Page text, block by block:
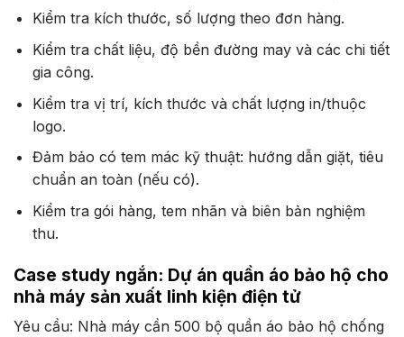
Kiểm tra kích thước, số lượng theo đơn hàng.
Kiểm tra chất liệu, độ bền đường may và các chi tiết
gia công.
Kiểm tra vị trí, kích thước và chất lượng in/thuộc
logo.
Đảm bảo có tem mác kỹ thuật: hướng dẫn giặt, tiêu
chuẩn an toàn (nếu có).
Kiểm tra gói hàng, tem nhãn và biên bản nghiệm
thu.
Case study ngắn: Dự án quần áo bảo hộ cho
nhà máy sản xuất linh kiện điện tử
Yêu cầu: Nhà máy cần 500 bộ quần áo bảo hộ chống